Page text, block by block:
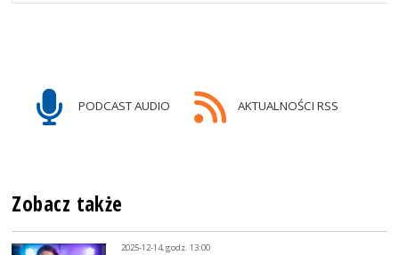
PODCAST AUDIO AKTUALNOŚCI RSS
Zobacz także
2025-12-14, godz. 13:00